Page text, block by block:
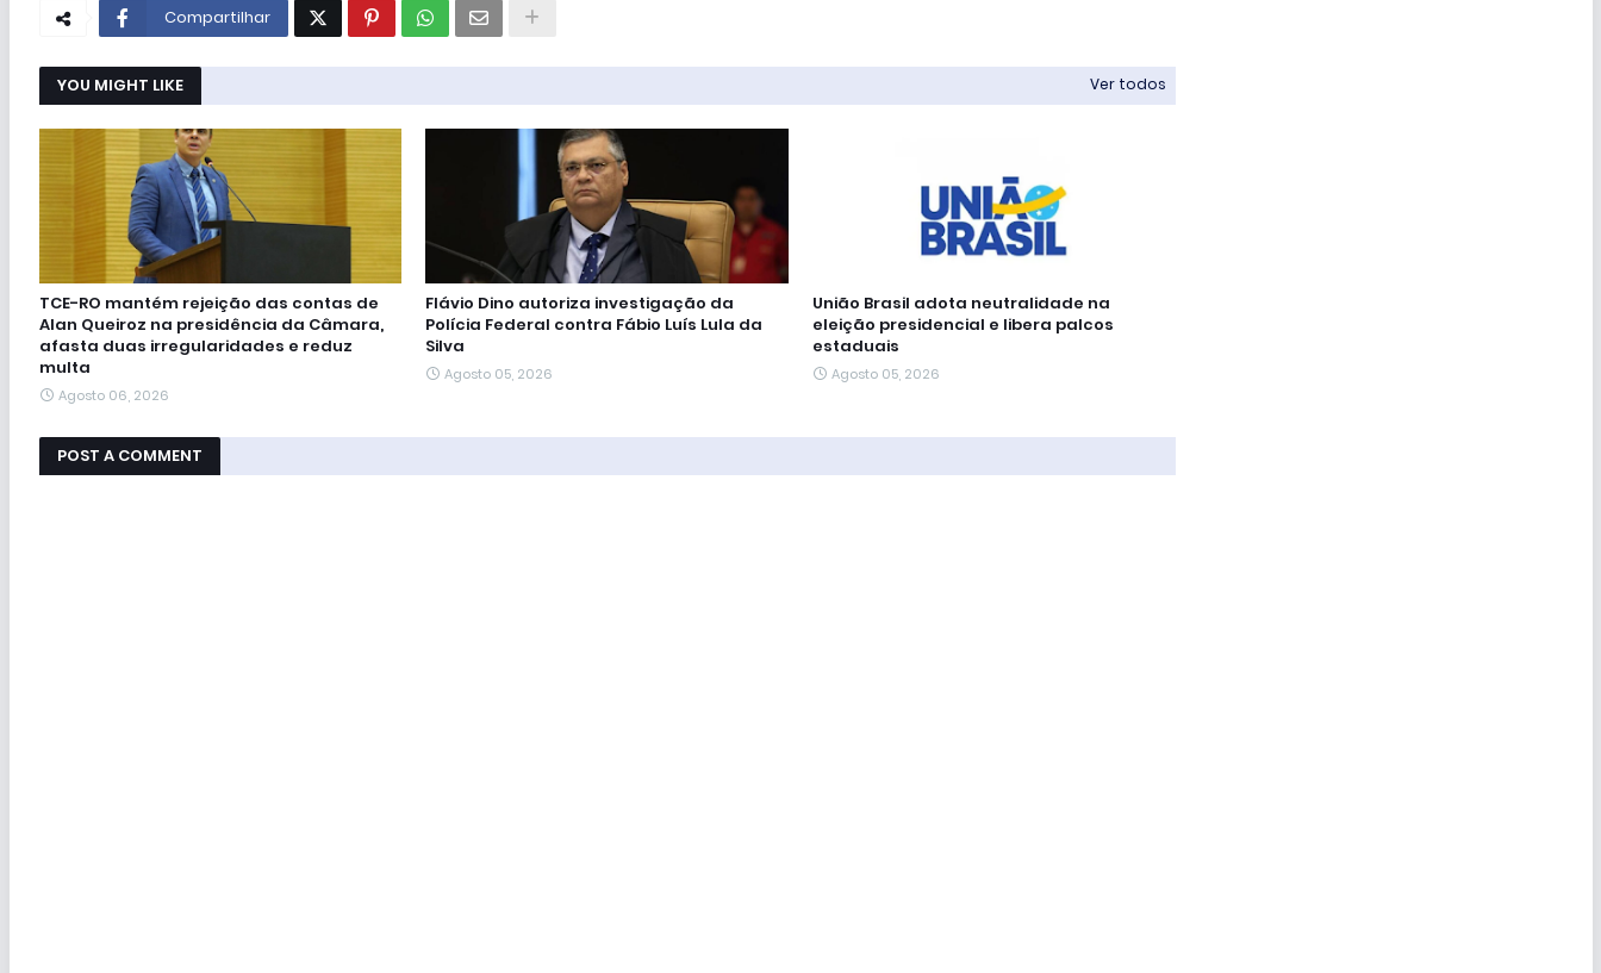
Compartilhar
YOU MIGHT LIKE Ver todos
TCE-RO mantém rejeição das contas de
Alan Queiroz na presidência da Câmara,
afasta duas irregularidades e reduz
multa
Agosto 06, 2026
Flávio Dino autoriza investigação da
Polícia Federal contra Fábio Luís Lula da
Silva
Agosto 05, 2026
União Brasil adota neutralidade na
eleição presidencial e libera palcos
estaduais
Agosto 05, 2026
POST A COMMENT